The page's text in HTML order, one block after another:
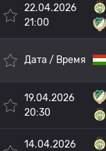
22.04.2026
21:00
Дата / Время
19.04.2026
20:30
14.04.2026